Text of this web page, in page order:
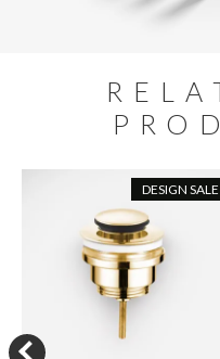
DESIGN SALE